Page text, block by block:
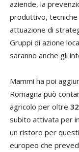
aziende, la
produttivo,
attuazione di
Gruppi di azione
saranno anche gli
Mammi ha poi
Romagna può
agricolo per oltre
subito attivata per
un ristoro per
europeo che